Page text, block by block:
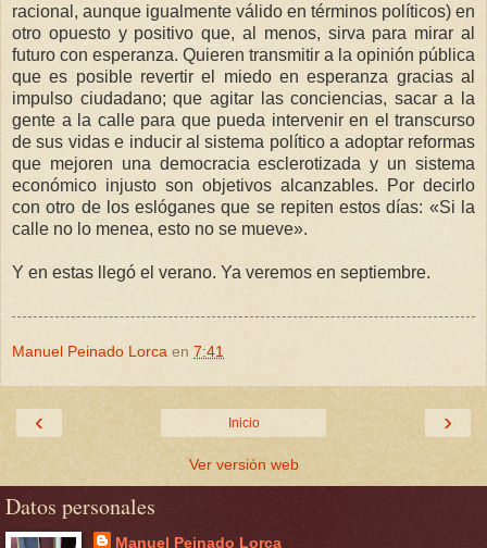
racional, aunque igualmente válido en términos políticos) en
otro opuesto y positivo que, al menos, sirva para mirar al
futuro con esperanza. Quieren transmitir a la opinión pública
que es posible revertir el miedo en esperanza gracias al
impulso ciudadano; que agitar las conciencias, sacar a la
gente a la calle para que pueda intervenir en el transcurso
de sus vidas e inducir al sistema político a adoptar reformas
que mejoren una democracia esclerotizada y un sistema
económico injusto son objetivos alcanzables. Por decirlo
con otro de los eslóganes que se repiten estos días: «Si la
calle no lo menea, esto no se mueve».
Y en estas llegó el verano. Ya veremos en septiembre.
Manuel Peinado Lorca en 7:41
‹ ›
Inicio
Ver versión web
Datos personales
Manuel Peinado Lorca